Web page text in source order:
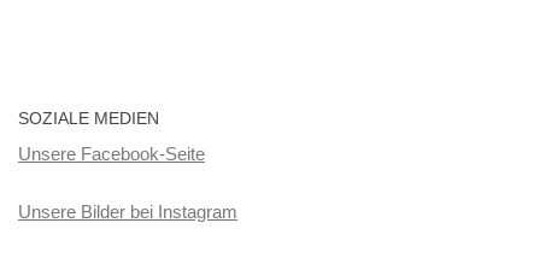
SOZIALE MEDIEN
Unsere Facebook-Seite
Unsere Bilder bei Instagram